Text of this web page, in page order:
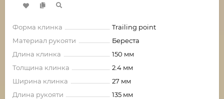
Форма клинка
Trailing point
Материал рукояти
Береста
Длина клинка
150 мм
Толщина клинка
2.4 мм
Ширина клинка
27 мм
Длина рукояти
135 мм